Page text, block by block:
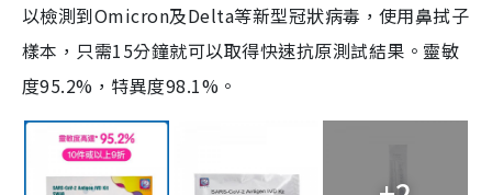
以檢測到Omicron及Delta等新型冠狀病毒，使用鼻拭子
樣本，只需15分鐘就可以取得快速抗原測試結果。靈敏
度95.2%，特異度98.1%。